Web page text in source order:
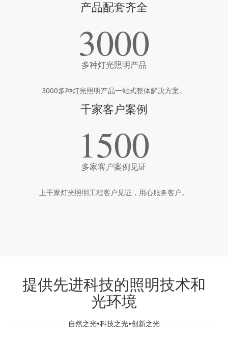
产品配套齐全
3000
多种灯光照明产品
3000多种灯光照明产品一站式整体解决方案。
千家客户案例
1500
多家客户案例见证
上千家灯光照明工程客户见证，用心服务客户。
提供先进科技的照明技术和
光环境
自然之光•科技之光•创新之光